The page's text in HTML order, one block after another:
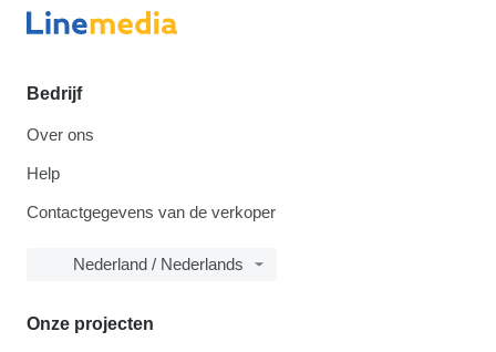
Bedrijf
Over ons
Help
Contactgegevens van de verkoper
Nederland / Nederlands
Onze projecten